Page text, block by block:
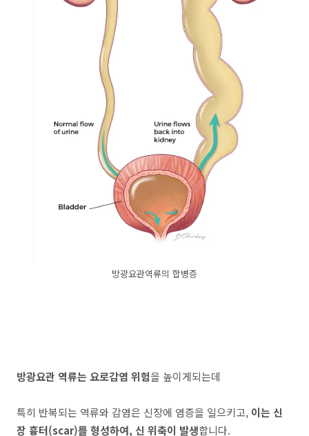
방광요관역류의 합병증
방광요관 역류는 요로감염 위험을 높이게되는데
특히 반복되는 역류와 감염은 신장에 염증을 일으키고, 이는 신
장 흉터(scar)를 형성하여, 신 위축이 발생합니다.